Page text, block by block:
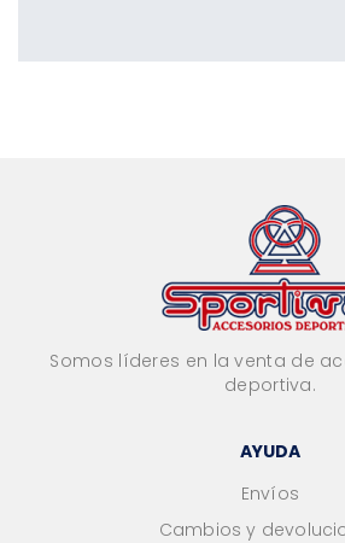
Somos líderes en la venta de
deportiva.
AYUDA
Envíos
Cambios y